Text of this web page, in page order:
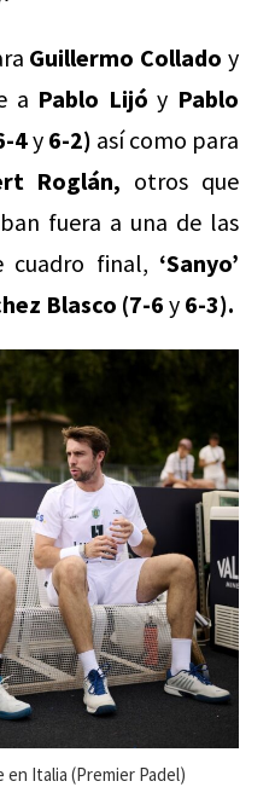
Guillermo Collado y
a Pablo Lijó y Pablo
4y 6-2) así como para
Roglán, otros que
fuera a una de las
cuadro final, ‘Sanyo’
Blasco (7-6 y 6-3).
Italia (Premier Padel)